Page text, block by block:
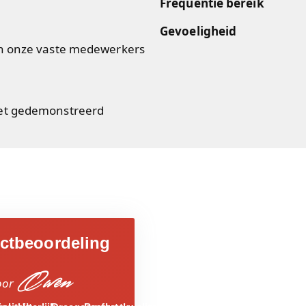
onze vaste medewerkers
gedemonstreerd
Gevoeligheid
Owen